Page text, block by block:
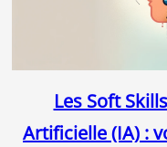
Les Soft
Artificielle (IA) :